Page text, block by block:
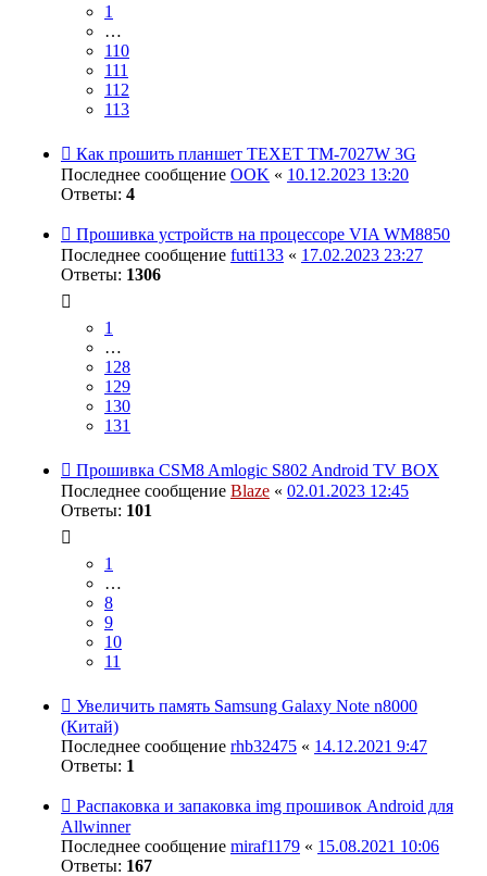
1
…
110
111
112
113
Как прошить планшет TEXET TM-7027W 3G
Последнее сообщение OOK « 10.12.2023 13:20
Ответы: 4
Прошивка устройств на процессоре VIA WM8850
Последнее сообщение futti133 « 17.02.2023 23:27
Ответы: 1306
1
…
128
129
130
131
Прошивка CSM8 Amlogic S802 Android TV BOX
Последнее сообщение Blaze « 02.01.2023 12:45
Ответы: 101
1
…
8
9
10
11
Увеличить память Samsung Galaxy Note n8000
(Китай)
Последнее сообщение rhb32475 « 14.12.2021 9:47
Ответы: 1
Распаковка и запаковка img прошивок Android для
Allwinner
Последнее сообщение miraf1179 « 15.08.2021 10:06
Ответы: 167